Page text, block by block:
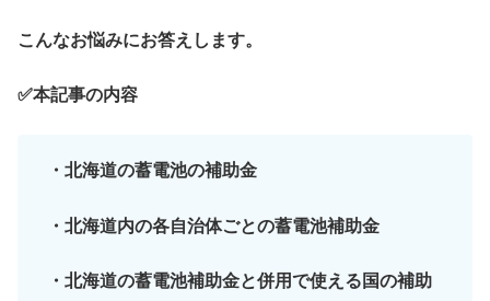
こんなお悩みにお答えします。
✅本記事の内容
・北海道の蓄電池の補助金
・北海道内の各自治体ごとの蓄電池補助金
・北海道の蓄電池補助金と併用で使える国の補助